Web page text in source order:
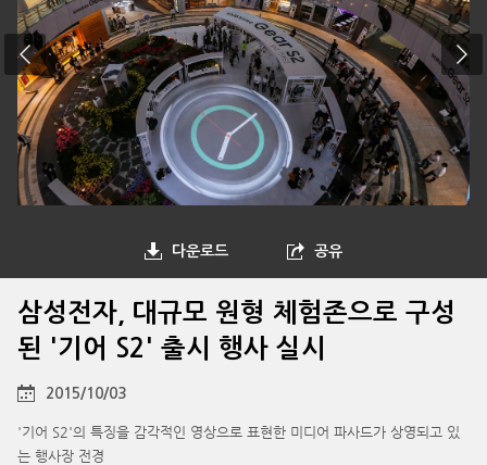
다운로드 공유
삼성전자, 대규모 원형 체험존으로 구성
된 '기어 S2' 출시 행사 실시
2015/10/03
'기어 S2'의 특징을 감각적인 영상으로 표현한 미디어 파사드가 상영되고 있
는 행사장 전경